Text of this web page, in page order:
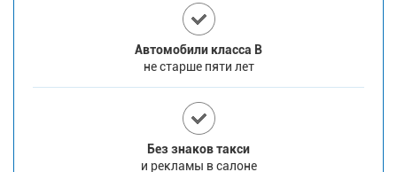
Автомобили класса В
не старше пяти лет
Без знаков такси
и рекламы в салоне